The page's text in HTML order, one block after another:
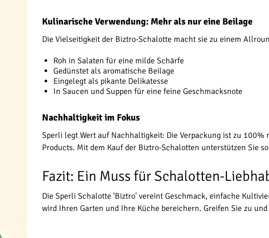
Kulinarische Verwendung: Mehr als nur eine Beilage
Die Vielseitigkeit der Biztro-Schalotte macht sie zu einem
Roh in Salaten für eine milde Schärfe
Gedünstet als aromatische Beilage
Eingelegt als pikante Delikatesse
In Saucen und Suppen für eine feine Geschmacksnote
Nachhaltigkeit im Fokus
Sperli legt Wert auf Nachhaltigkeit: Die Verpackung ist zu
Products. Mit dem Kauf der Biztro-Schalotten unterstützen Sie
Fazit: Ein Muss für Schalotten-
Die Sperli Schalotte 'Biztro' vereint Geschmack, einfache
wird Ihren Garten und Ihre Küche bereichern. Greifen Sie zu